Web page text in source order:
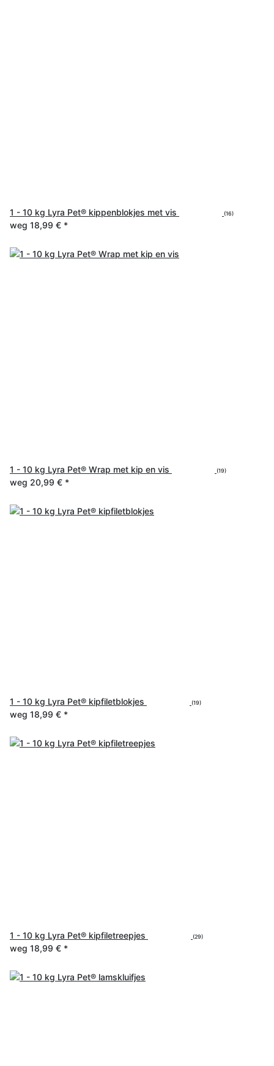
1 - 10 kg Lyra Pet® kippenblokjes met vis (16)
weg 18,99 € *
1 - 10 kg Lyra Pet® Wrap met kip en vis (19)
weg 20,99 € *
1 - 10 kg Lyra Pet® kipfiletblokjes (19)
weg 18,99 € *
1 - 10 kg Lyra Pet® kipfiletreepjes (29)
weg 18,99 € *